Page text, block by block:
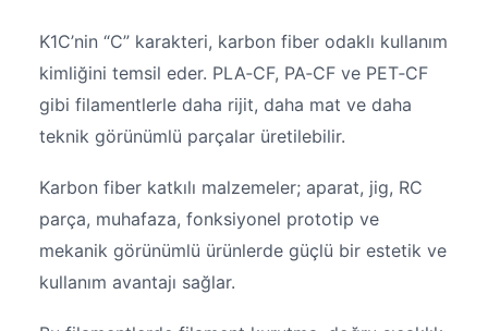
K1C’nin “C” karakteri, karbon fiber odaklı kullanım
kimliğini temsil eder. PLA‑CF, PA‑CF ve PET‑CF
gibi filamentlerle daha rijit, daha mat ve daha
teknik görünümlü parçalar üretilebilir.
Karbon fiber katkılı malzemeler; aparat, jig, RC
parça, muhafaza, fonksiyonel prototip ve
mekanik görünümlü ürünlerde güçlü bir estetik ve
kullanım avantajı sağlar.